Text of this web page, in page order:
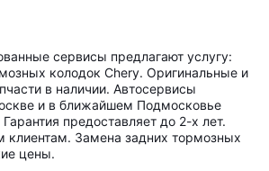
сервисы предлагают услугу:
колодок Chery. Оригинальные и
в наличии. Автосервисы
и в ближайшем Подмосковье
предоставляет до 2-х лет.
клиентам. Замена задних тормозных
цены.